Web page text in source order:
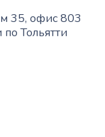
35, офис 803
Тольятти